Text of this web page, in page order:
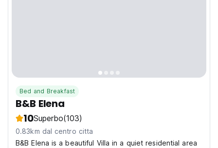
Bed and Breakfast
B&B Elena
10Superbo(103)
0.83km dal centro citta
B&B Elena is a beautiful Villa in a quiet residential area